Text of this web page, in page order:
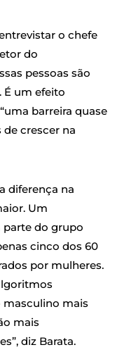
o chefe
do
pessoas são
É um efeito
barreira quase
crescer na
diferença na
Um
parte do grupo
cinco dos 60
por mulheres.
masculino mais
mais
diz Barata.